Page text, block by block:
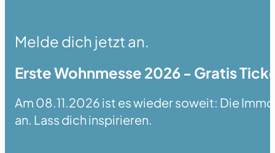
Melde dich jetzt an.
Erste Wohnmesse 2026 - Gratis
Am 08.11.2026 ist es wieder soweit: Die
an. Lass dich inspirieren.